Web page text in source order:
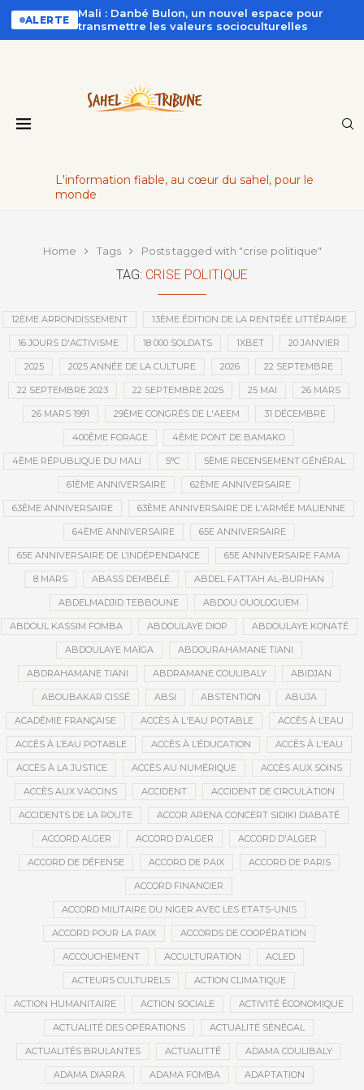
ALERTE
Mali : Danbé Bulon, un nouvel espace pour
transmettre les valeurs socioculturelles
L'information fiable, au cœur du sahel, pour le
monde
Home Tags Posts tagged with "crise politique"
TAG: CRISE POLITIQUE
12ÈME ARRONDISSEMENT 13ÈME ÉDITION DE LA RENTRÉE LITTÉRAIRE
16 JOURS D'ACTIVISME 18 000 SOLDATS 1XBET 20 JANVIER
2025 2025 ANNÉE DE LA CULTURE 2026 22 SEPTEMBRE
22 SEPTEMBRE 2023 22 SEPTEMBRE 2025 25 MAI 26 MARS
26 MARS 1991 29ÈME CONGRÈS DE L'AEEM 31 DÉCEMBRE
400ÈME FORAGE 4ÈME PONT DE BAMAKO
4ÈME RÉPUBLIQUE DU MALI 5°C 5ÈME RECENSEMENT GÉNÉRAL
61ÈME ANNIVERSAIRE 62ÈME ANNIVERSAIRE
63ÈME ANNIVERSAIRE 63ÈME ANNIVERSAIRE DE L'ARMÉE MALIENNE
64ÈME ANNIVERSAIRE 65E ANNIVERSAIRE
65E ANNIVERSAIRE DE L’INDÉPENDANCE 65E ANNIVERSAIRE FAMA
8 MARS ABASS DEMBÉLÉ ABDEL FATTAH AL-BURHAN
ABDELMADJID TEBBOUNE ABDOU OUOLOGUEM
ABDOUL KASSIM FOMBA ABDOULAYE DIOP ABDOULAYE KONATÉ
ABDOULAYE MAÏGA ABDOURAHAMANE TIANI
ABDRAHAMANE TIANI ABDRAMANE COULIBALY ABIDJAN
ABOUBAKAR CISSÉ ABSI ABSTENTION ABUJA
ACADÉMIE FRANÇAISE ACCÈS À L'EAU POTABLE ACCÈS À L’EAU
ACCÈS À L’EAU POTABLE ACCÈS À L’ÉDUCATION ACCÈS À L'EAU
ACCÈS À LA JUSTICE ACCÈS AU NUMÉRIQUE ACCÈS AUX SOINS
ACCÈS AUX VACCINS ACCIDENT ACCIDENT DE CIRCULATION
ACCIDENTS DE LA ROUTE ACCOR ARENA CONCERT SIDIKI DIABATÉ
ACCORD ALGER ACCORD D’ALGER ACCORD D'ALGER
ACCORD DE DÉFENSE ACCORD DE PAIX ACCORD DE PARIS
ACCORD FINANCIER
ACCORD MILITAIRE DU NIGER AVEC LES ETATS-UNIS
ACCORD POUR LA PAIX ACCORDS DE COOPÉRATION
ACCOUCHEMENT ACCULTURATION ACLED
ACTEURS CULTURELS ACTION CLIMATIQUE
ACTION HUMANITAIRE ACTION SOCIALE ACTIVITÉ ÉCONOMIQUE
ACTUALITÉ DES OPÉRATIONS ACTUALITÉ SÉNÉGAL
ACTUALITÉS BRULANTES ACTUALITTÉ ADAMA COULIBALY
ADAMA DIARRA ADAMA FOMBA ADAPTATION